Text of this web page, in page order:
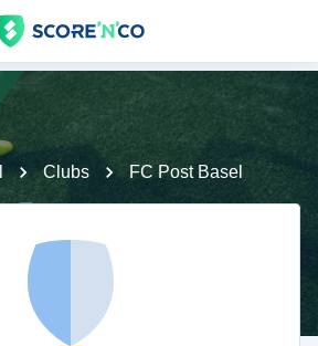
Clubs FC Post Basel